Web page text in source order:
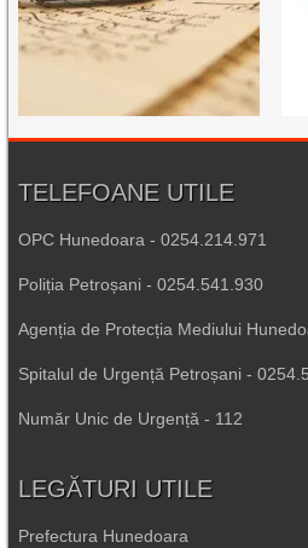
TELEFOANE UTILE
OPC Hunedoara - 0254.214.971
Poliția Petroșani - 0254.541.930
Agenția de Protecția Mediului
Spitalul de Urgență Petroșani -
Număr Unic de Urgență - 112
LEGĂTURI UTILE
Prefectura Hunedoara